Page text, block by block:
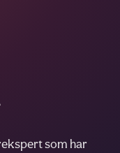
som har